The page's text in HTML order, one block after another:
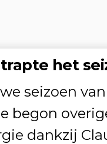
het
seizoen
begon
dankzij